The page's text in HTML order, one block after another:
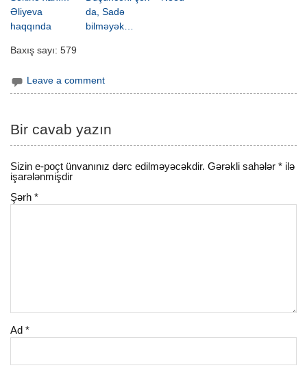
Əliyeva
haqqında
da, Sadə
bilməyək…
Baxış sayı: 579
Leave a comment
Bir cavab yazın
Sizin e-poçt ünvanınız dərc edilməyəcəkdir. Gərəkli sahələr* ilə
işarələnmişdir
Şərh*
Ad*